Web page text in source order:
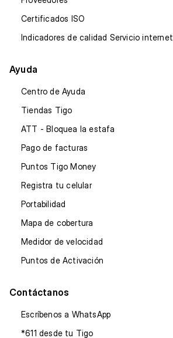
Certificados ISO
Indicadores de calidad Servicio internet
Ayuda
Centro de Ayuda
Tiendas Tigo
ATT - Bloquea la estafa
Pago de facturas
Puntos Tigo Money
Registra tu celular
Portabilidad
Mapa de cobertura
Medidor de velocidad
Puntos de Activación
Contáctanos
Escríbenos a WhatsApp
*611 desde tu Tigo